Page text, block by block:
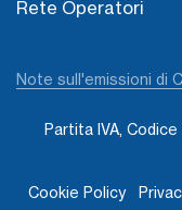
Rete Operatori
Note sull'emissioni di
Partita IVA,
Cookie Policy